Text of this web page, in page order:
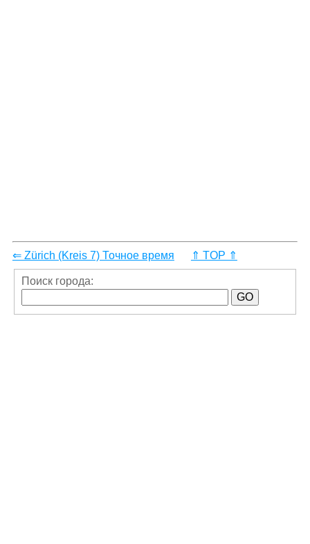
⇐ Zürich (Kreis 7) Точное время ⇑ TOP ⇑
Поиск города: